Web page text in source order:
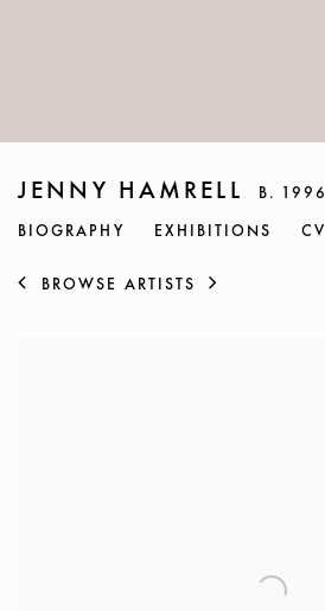
JENNY HAMRELL B. 1996
BIOGRAPHY EXHIBITIONS CV
BROWSE ARTISTS